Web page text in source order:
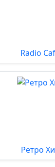
Radio
Ретро